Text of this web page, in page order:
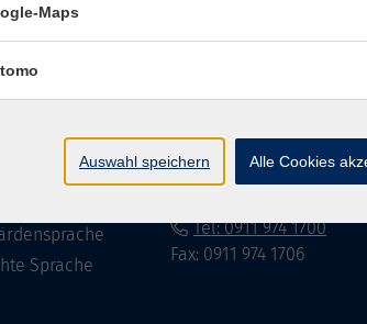
Sprache
90762 Fürth
info@vhs-fuerth.de
Tel: 0911 974 1700
Fax: 0911 974 1706
Maps
Auswahl speichern Alle Cookies